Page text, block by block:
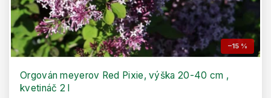
–15 %
Orgován meyerov Red Pixie, výška 20-40 cm ,
kvetináč 2 l